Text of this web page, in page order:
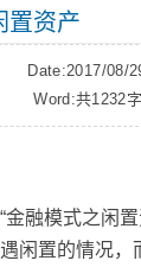
置资产
Date:2017/
Word:共1232字
金融模式之闲
闲置的情况，